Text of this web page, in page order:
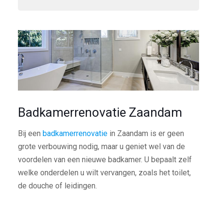
Badkamerrenovatie Zaandam
Bij een badkamerrenovatiein Zaandam is er geen
grote verbouwing nodig, maar u geniet wel van de
voordelen van een nieuwe badkamer. U bepaalt zelf
welke onderdelen u wilt vervangen, zoals het toilet,
de douche of leidingen.